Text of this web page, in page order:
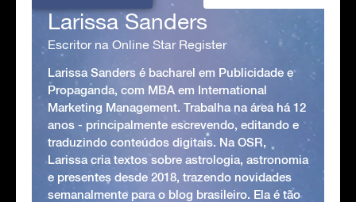
Larissa Sanders
Escritor na Online Star Register
Larissa Sanders é bacharel em Publicidade e
Propaganda, com MBA em International
Marketing Management. Trabalha na área há 12
anos - principalmente escrevendo, editando e
traduzindo conteúdos digitais. Na OSR,
Larissa cria textos sobre astrologia, astronomia
e presentes desde 2018, trazendo novidades
semanalmente para o blog brasileiro. Ela é tão